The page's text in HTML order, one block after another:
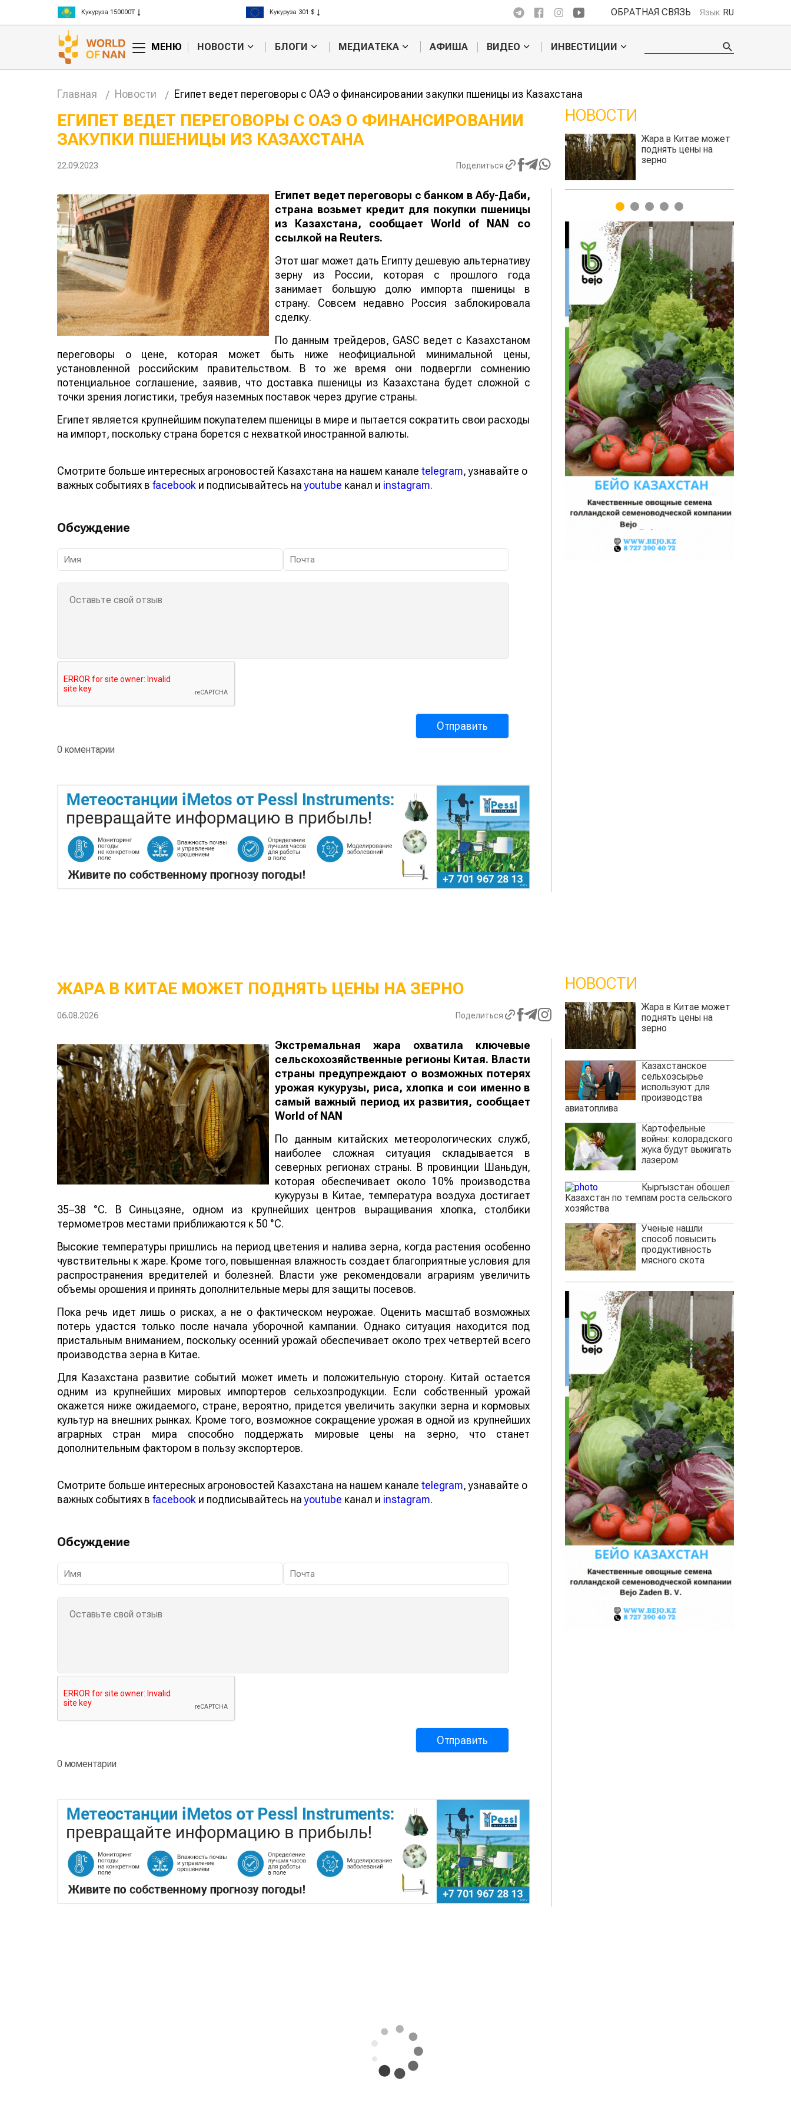
ОБРАТНАЯ СВЯЗЬ Язык RU
МЕНЮ НОВОСТИ БЛОГИ МЕДИАТЕКА АФИША ВИДЕО ИНВЕСТИЦИИ
Главная Новости Египет ведет переговоры с ОАЭ о финансировании закупки пшеницы из Казахстана
ЕГИПЕТ ВЕДЕТ ПЕРЕГОВОРЫ С ОАЭ О ФИНАНСИРОВАНИИ
ЗАКУПКИ ПШЕНИЦЫ ИЗ КАЗАХСТАНА
22.09.2023 Поделиться
Египет ведет переговоры с банком в Абу-Даби,
страна возьмет кредит для покупки пшеницы
из Казахстана, сообщаетWorld of NAN со
ссылкой на Reuters.
Этот шаг может дать Египту дешевую альтернативу
зерну из России, которая с прошлого года
занимает большую долю импорта пшеницы в
страну. Совсем недавно Россия заблокировала
сделку.
По данным трейдеров, GASC ведет с Казахстаном
переговоры о цене, которая может быть ниже неофициальной минимальной цены,
установленной российским правительством. В то же время они подвергли сомнению
потенциальное соглашение, заявив, что доставка пшеницы из Казахстана будет сложной с
точки зрения логистики, требуя наземных поставок через другие страны.
Египет является крупнейшим покупателем пшеницы в мире и пытается сократить свои расходы
на импорт, поскольку страна борется с нехваткой иностранной валюты.
Смотрите больше интересных агроновостей Казахстана на нашем канале telegram, узнавайте о
важных событиях в facebook и подписывайтесь наyoutube канал и instagram.
Обсуждение
0 коментарии
НОВОСТИ
Ученые нашли
Жара в Китае может
Казахстанское
сельхозсырье
используют для
авиатоплива
1 2 3 4 5
ЖАРА В КИТАЕ МОЖЕТ ПОДНЯТЬ ЦЕНЫ НА ЗЕРНО
06.08.2026 Поделиться
Экстремальная жара охватила ключевые
сельскохозяйственные регионы Китая. Власти
страны предупреждают о возможных потерях
урожая кукурузы, риса, хлопка и сои именно в
самый важный период их развития, сообщает
World of NAN
По данным китайских метеорологических служб,
наиболее сложная ситуация складывается в
северных регионах страны. В провинции Шаньдун,
которая обеспечивает около 10% производства
кукурузы в Китае, температура воздуха достигает
35–38 °C. В Синьцзяне, одном из крупнейших центров выращивания хлопка, столбики
термометров местами приближаются к 50 °C.
Высокие температуры пришлись на период цветения и налива зерна, когда растения особенно
чувствительны к жаре. Кроме того, повышенная влажность создает благоприятные условия для
распространения вредителей и болезней. Власти уже рекомендовали аграриям увеличить
объемы орошения и принять дополнительные меры для защиты посевов.
Пока речь идет лишь о рисках, а не о фактическом неурожае. Оценить масштаб возможных
потерь удастся только после начала уборочной кампании. Однако ситуация находится под
пристальным вниманием, поскольку осенний урожай обеспечивает около трех четвертей всего
производства зерна в Китае.
Для Казахстана развитие событий может иметь и положительную сторону. Китай остается
одним из крупнейших мировых импортеров сельхозпродукции. Если собственный урожай
окажется ниже ожидаемого, стране, вероятно, придется увеличить закупки зерна и кормовых
культур на внешних рынках. Кроме того, возможное сокращение урожая в одной из крупнейших
аграрных стран мира способно поддержать мировые цены на зерно, что станет
дополнительным фактором в пользу экспортеров.
Смотрите больше интересных агроновостей Казахстана на нашем канале telegram, узнавайте о
важных событиях в facebook и подписывайтесь наyoutube канал и instagram.
Обсуждение
0 моментарии
НОВОСТИ
Жара в Китае может
поднять цены на
зерно
Казахстанское
сельхозсырье
используют для
производства
авиатоплива
Картофельные
войны: колорадского
жука будут выжигать
лазером
Кыргызстан обошел
Казахстан по темпам роста сельского
хозяйства
Ученые нашли
способ повысить
продуктивность
мясного скота